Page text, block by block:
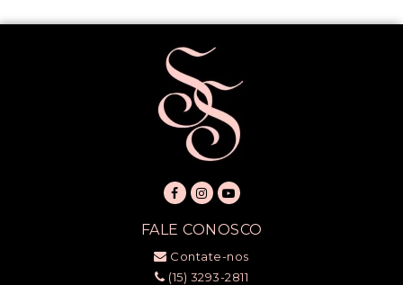
FALE CONOSCO
Contate-nos
(15) 3293-2811